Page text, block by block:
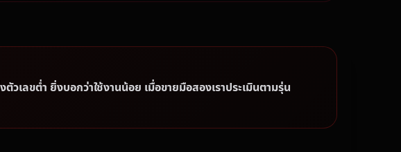
ลขต่ำ ยิ่งบอกว่าใช้งานน้อย เมื่อขายมือสองเราประเมินตามรุ่น